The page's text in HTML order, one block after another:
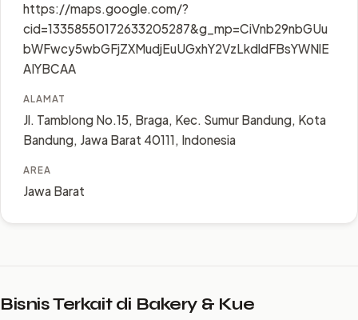
https://maps.google.com/?
cid=13358550172633205287&g_mp=CiVnb29nbGUu
bWFwcy5wbGFjZXMudjEuUGxhY2VzLkdldFBsYWNlE
AIYBCAA
ALAMAT
Jl. Tamblong No.15, Braga, Kec. Sumur Bandung, Kota
Bandung, Jawa Barat 40111, Indonesia
AREA
Jawa Barat
Bisnis Terkait di Bakery & Kue